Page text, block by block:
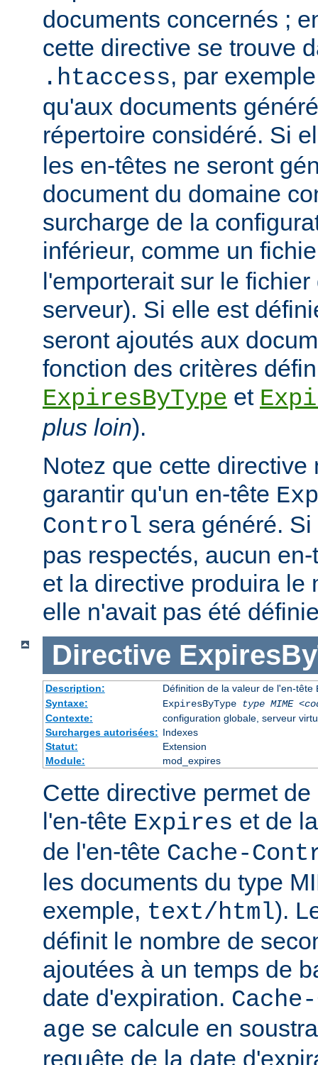
documents concernés ;
cette directive se trouve
.htaccess, par
qu'aux documents
répertoire considéré. Si
les en-têtes ne seront
document du domaine
surcharge de la
inférieur, comme un
l'emporterait sur le
serveur). Si elle est
seront ajoutés aux
fonction des critères
ExpiresByType et
plus loin).
Notez que cette directive
garantir qu'un en-tête
Control sera généré.
pas respectés, aucun
et la directive produira le
elle n'avait pas été
Directive
Description: Définition de la valeur de l'en-tête
Syntaxe:
ExpiresByType type MIME
Contexte:
configuration globale, serveur
Surcharges autorisées: Indexes
Statut:
Extension
Module:
mod_expires
Cette directive permet
l'en-tête Expires et de
de l'en-tête Cache-
les documents du type
exemple, text/html).
définit le nombre de
ajoutées à un temps de
date d'expiration.
age se calcule en
requête de la date